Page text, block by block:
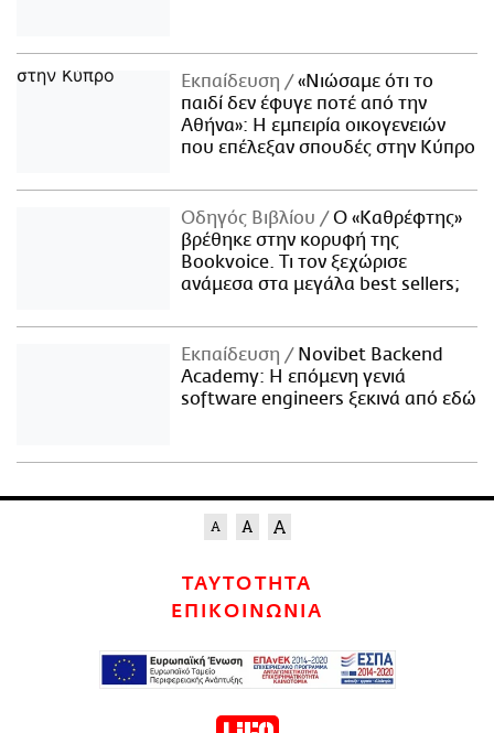
Εκπαίδευση
«Νιώσαμε ότι το
παιδί δεν έφυγε ποτέ από την
Αθήνα»: Η εμπειρία οικογενειών
που επέλεξαν σπουδές στην Κύπρο
Οδηγός Βιβλίου
Ο «Καθρέφτης»
βρέθηκε στην κορυφή της
Bookvoice. Τι τον ξεχώρισε
ανάμεσα στα μεγάλα best sellers;
Εκπαίδευση
Novibet Backend
Academy: Η επόμενη γενιά
software engineers ξεκινά από εδώ
ΤΑΥΤΟΤΗΤΑ
ΕΠΙΚΟΙΝΩΝΙΑ